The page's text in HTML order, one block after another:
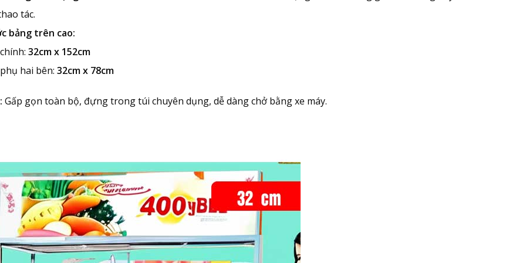
tác.
bảng trên cao:
32cm x 152cm
hai bên: 32cm x 78cm
Gấp gọn toàn bộ, đựng trong túi chuyên dụng, dễ dàng chở bằng xe máy.